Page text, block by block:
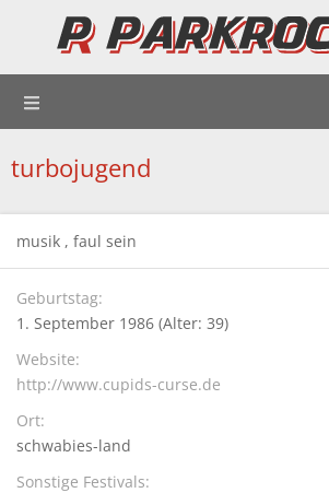
turbojugend
musik , faul sein
Geburtstag
1. September 1986 (Alter: 39)
Website
http://www.cupids-curse.de
Ort
schwabies-land
Sonstige Festivals